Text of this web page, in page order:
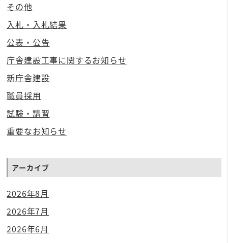
その他
入札・入札結果
公表・公告
庁舎建設工事に関するお知らせ
新庁舎建設
職員採用
試験・講習
重要なお知らせ
アーカイブ
2026年8月
2026年7月
2026年6月